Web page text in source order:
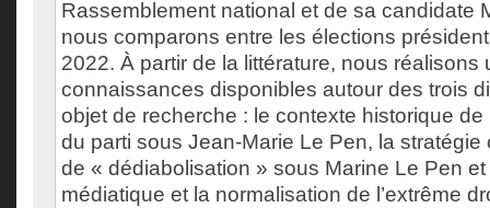
Rassemblement national et de sa candidate
nous comparons entre les élections
2022. À partir de la littérature, nous réalisons
connaissances disponibles autour des trois
objet de recherche : le contexte historique
du parti sous Jean-Marie Le Pen, la
de « dédiabolisation » sous Marine Le Pen
médiatique et la normalisation de l’extrême